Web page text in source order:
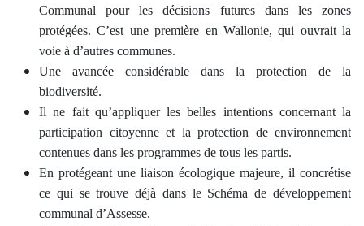
Communal pour les décisions futures dans les zones
protégées. C’est une première en Wallonie, qui ouvrait la
voie à d’autres communes.
Une avancée considérable dans la protection de la
biodiversité.
Il ne fait qu’appliquer les belles intentions concernant la
participation citoyenne et la protection de environnement
contenues dans les programmes de tous les partis.
En protégeant une liaison écologique majeure, il concrétise
ce qui se trouve déjà dans le Schéma de développement
communal d’Assesse.